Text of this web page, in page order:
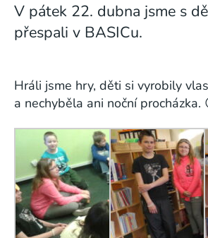
V pátek 22. dubna jsme s
přespali v BASICu.
Hráli jsme hry, děti si vyrobily
a nechyběla ani noční procházka.